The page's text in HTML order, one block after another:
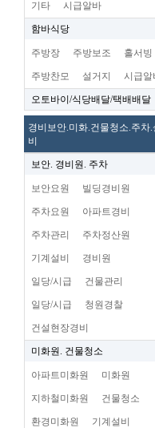
기타 시급알바
함바식당
주방장 주방보조 홀서빙
주방찬모 설거지 시급알
오토바이/식당배달/택배배달
경비보안.미화.건물청소.주차.
비
보안. 경비원. 주차
보안요원 빌딩경비원
주차요원 아파트경비
주차관리 주차정산원
기계설비 경비원
일당/시급 건물관리
일당/시급 청원경찰
건설현장경비
미화원. 건물청소
아파트미화원 미화원
지하철미화원 건물청소
환경미화원 기계설비